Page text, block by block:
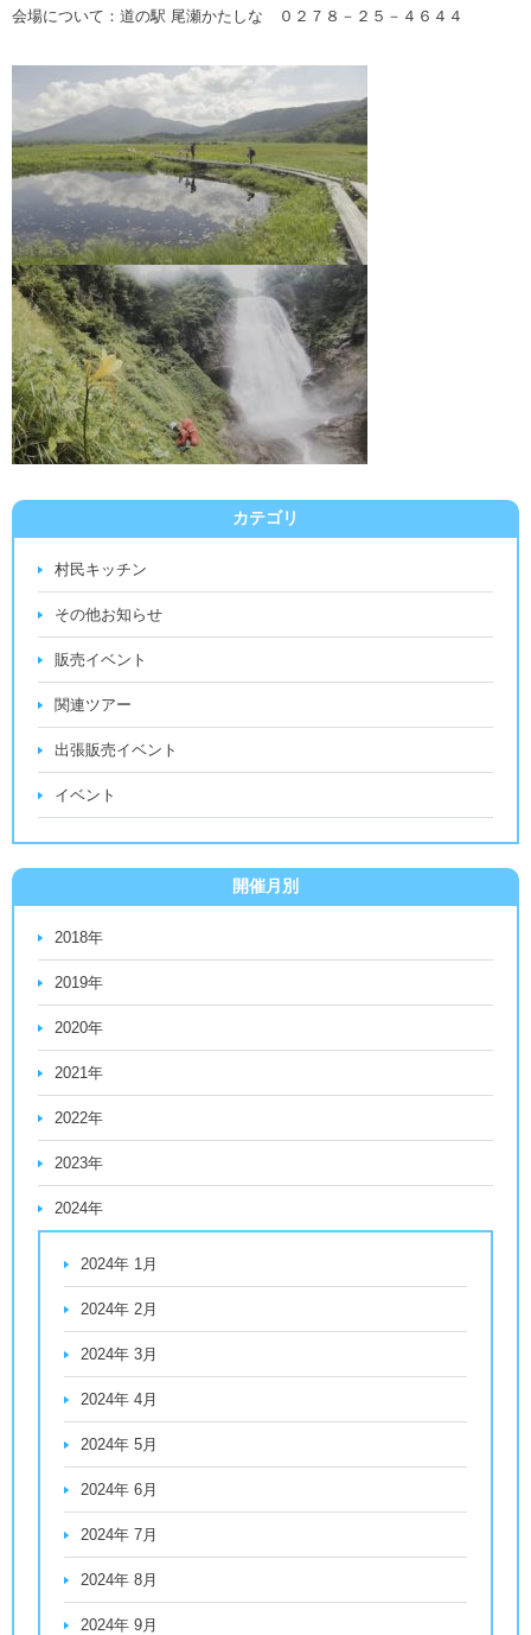
会場について：道の駅 尾瀬かたしな ０２７８－２５－４６４４
カテゴリ
村民キッチン
その他お知らせ
販売イベント
関連ツアー
出張販売イベント
イベント
開催月別
2018年
2019年
2020年
2021年
2022年
2023年
2024年
2024年 1月
2024年 2月
2024年 3月
2024年 4月
2024年 5月
2024年 6月
2024年 7月
2024年 8月
2024年 9月